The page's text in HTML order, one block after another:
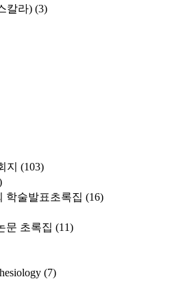
칼라) (3)
지 (103)
학술발표초록집 (16)
문 초록집 (11)
(7)